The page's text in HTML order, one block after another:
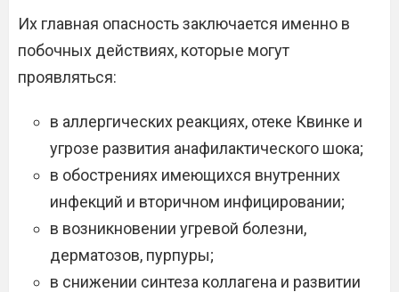
Их главная опасность заключается именно в
побочных действиях, которые могут
проявляться:
в аллергических реакциях, отеке Квинке и
угрозе развития анафилактического шока;
в обострениях имеющихся внутренних
инфекций и вторичном инфицировании;
в возникновении угревой болезни,
дерматозов, пурпуры;
в снижении синтеза коллагена и развитии